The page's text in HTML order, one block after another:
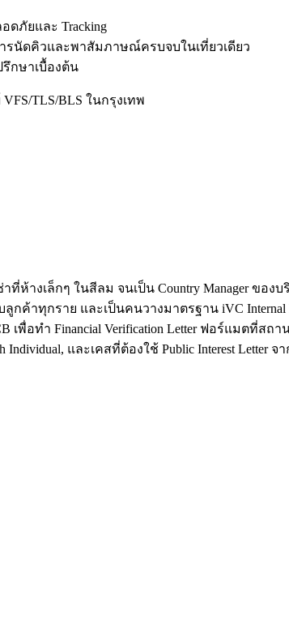
ดภัยและ Tracking
รนัดคิวและพาสัมภาษณ์ครบจบในเที่ยวเดียว
กษาเบื้องต้น
TLS/BLS ในกรุงเทพ
าที่ห้างเล็กๆ ในสีลม จนเป็น Country Manager ขอ
กค้าทุกราย และเป็นคนวางมาตรฐาน iVC Internal
เพื่อทำ Financial Verification Letter ฟอร์แมตที่ส
และเคสที่ต้องใช้ Public Interest Letter จา